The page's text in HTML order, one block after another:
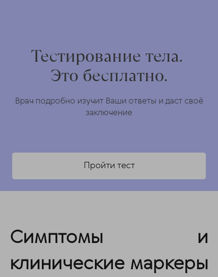
Тестирование тела.
Это бесплатно.
Врач подробно изучит Ваши ответы и даст своё
заключение
Пройти тест
Симптомы и
клинические маркеры